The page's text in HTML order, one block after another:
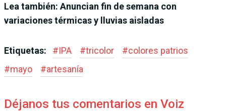
Lea también: Anuncian fin de semana con
variaciones térmicas y lluvias aisladas
Etiquetas: #IPA #tricolor #colores patrios
#mayo #artesanía
Déjanos tus comentarios en Voiz